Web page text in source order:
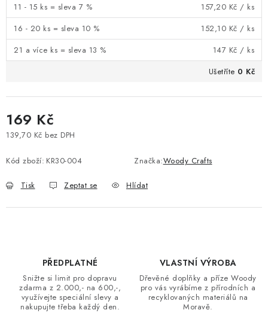
11 - 15 ks = sleva 7 %
157,20 Kč / ks
16 - 20 ks = sleva 10 %
152,10 Kč / ks
21 a více ks = sleva 13 %
147 Kč / ks
Ušetříte 0 Kč
169 Kč
139,70 Kč bez DPH
Kód zboží: KR30-004 Značka:Woody Crafts
Tisk Zeptat se Hlídat
PŘEDPLATNÉ
Snižte si limit pro dopravu
zdarma z 2.000,- na 600,-,
využívejte speciální slevy a
nakupujte třeba každý den.
VLASTNÍ VÝROBA
Dřevěné doplňky a příze Woody
pro vás vyrábíme z přírodních a
recyklovaných materiálů na
Moravě.